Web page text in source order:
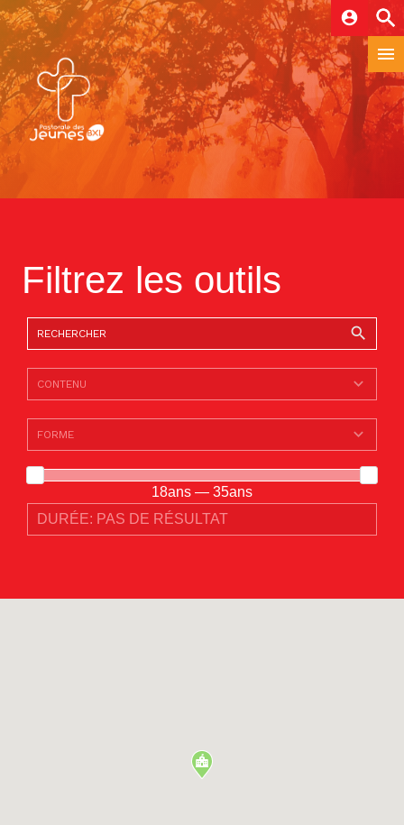
account_circle
Filtrez les outils
18ans — 35ans